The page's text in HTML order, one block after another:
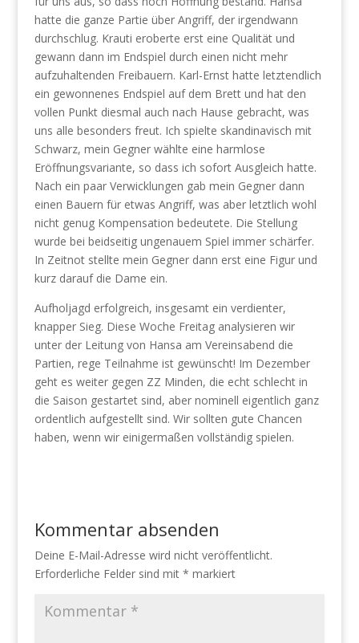
hatte die ganze Partie über Angriff, der irgendwann
durchschlug. Krauti eroberte erst eine Qualität und
gewann dann im Endspiel durch einen nicht mehr
aufzuhaltenden Freibauern. Karl-Ernst hatte letztendlich
ein gewonnenes Endspiel auf dem Brett und hat den
vollen Punkt diesmal auch nach Hause gebracht, was
uns alle besonders freut. Ich spielte skandinavisch mit
Schwarz, mein Gegner wählte eine harmlose
Eröffnungsvariante, so dass ich sofort Ausgleich hatte.
Nach ein paar Verwicklungen gab mein Gegner dann
einen Bauern für etwas Angriff, was aber letztlich wohl
nicht genug Kompensation bedeutete. Die Stellung
wurde bei beidseitig ungenauem Spiel immer schärfer.
In Zeitnot stellte mein Gegner dann erst eine Figur und
kurz darauf die Dame ein.
Aufholjagd erfolgreich, insgesamt ein verdienter,
knapper Sieg. Diese Woche Freitag analysieren wir
unter der Leitung von Hansa am Vereinsabend die
Partien, rege Teilnahme ist gewünscht! Im Dezember
geht es weiter gegen ZZ Minden, die echt schlecht in
die Saison gestartet sind, aber nominell eigentlich ganz
ordentlich aufgestellt sind. Wir sollten gute Chancen
haben, wenn wir einigermaßen vollständig spielen.
Kommentar absenden
Deine E-Mail-Adresse wird nicht veröffentlicht.
Erforderliche Felder sind mit * markiert